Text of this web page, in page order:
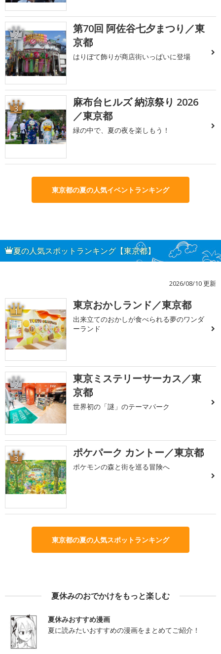
2
第70回 阿佐谷七夕まつり／東
京都
はりぼて飾りが商店街いっぱいに登場
3
麻布台ヒルズ 納涼祭り 2026
／東京都
緑の中で、夏の夜を楽しもう！
東京都の夏の人気イベントランキング
夏の人気スポットランキング【東京都】
2026/08/10 更新
1 東京おかしランド／東京都
出来立てのおかしが食べられる夢のワンダ
ーランド
2
東京ミステリーサーカス／東
京都
世界初の「謎」のテーマパーク
3 ポケパーク カントー／東京都
ポケモンの森と街を巡る冒険へ
東京都の夏の人気スポットランキング
夏休みのおでかけをもっと楽しむ
夏休みおすすめ漫画
夏に読みたいおすすめの漫画をまとめてご紹介！